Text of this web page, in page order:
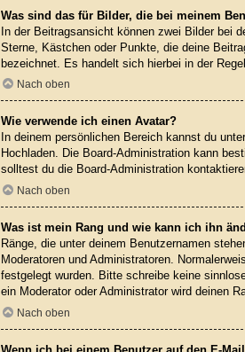
Was sind das für Bilder, die bei meinem
In der Beitragsansicht können zwei Bilder bei
Sterne, Kästchen oder Punkte, die deine
bezeichnet. Es handelt sich hierbei in der
Nach oben
Wie verwende ich einen Avatar?
In deinem persönlichen Bereich kannst du
Hochladen. Die Board-Administration kann
solltest du die Board-Administration
Nach oben
Was ist mein Rang und wie kann ich ihn
Ränge, die unter deinem Benutzernamen
Moderatoren und Administratoren.
festgelegt wurden. Bitte schreibe keine
ein Moderator oder Administrator wird deinen
Nach oben